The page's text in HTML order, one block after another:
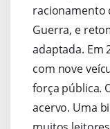
racionamento
Guerra, e
adaptada. Em
com nove
força pública.
acervo. Uma